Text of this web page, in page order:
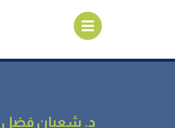
د. شعبان فضل